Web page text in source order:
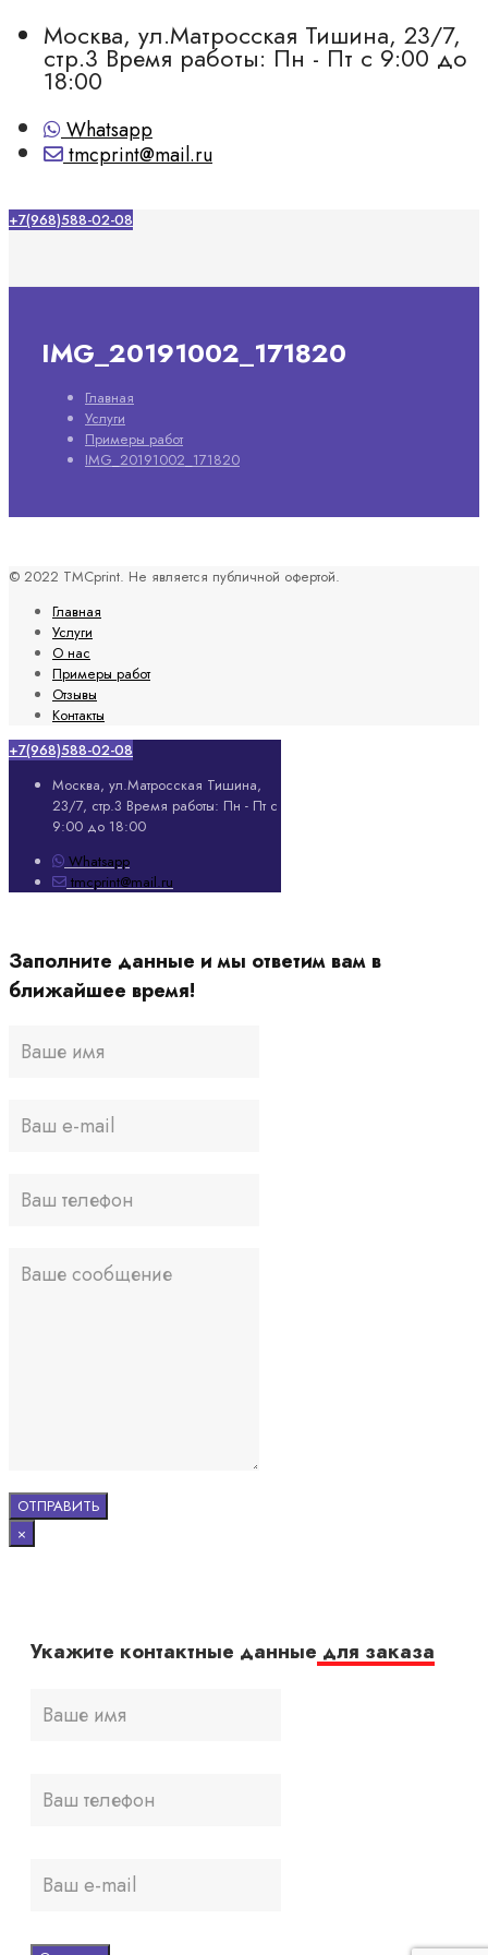
Москва, ул.Матросская Тишина, 23/7,
стр.3 Время работы: Пн - Пт с 9:00 до
18:00
Whatsapp
tmcprint@mail.ru
+7(968)588-02-08
IMG_20191002_171820
Главная
Услуги
Примеры работ
IMG_20191002_171820
© 2022 TMCprint. Не является публичной офертой.
Главная
Услуги
О нас
Примеры работ
Отзывы
Контакты
+7(968)588-02-08
Москва, ул.Матросская Тишина,
23/7, стр.3 Время работы: Пн - Пт с
9:00 до 18:00
Whatsapp
tmcprint@mail.ru
Заполните данные и мы ответим вам в
ближайшее время!
×
Укажите контактные данные для заказа